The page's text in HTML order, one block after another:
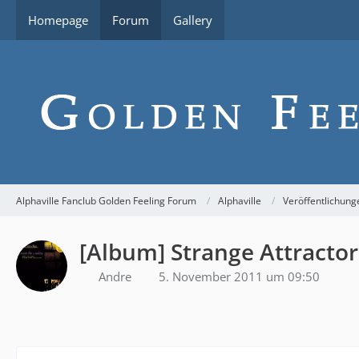
Homepage Forum Gallery
Alphaville Fanclub Golden Feeling Forum Alphaville
[Album] Strange Attractor
Andre 5. November 2011 um 09:50